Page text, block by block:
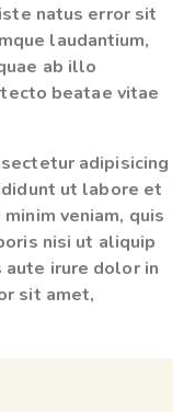
natus error sit
laudantium,
ab illo
beatae vitae
adipisicing
ut labore et
veniam, quis
nisi ut aliquip
aute irure dolor in
sit amet,